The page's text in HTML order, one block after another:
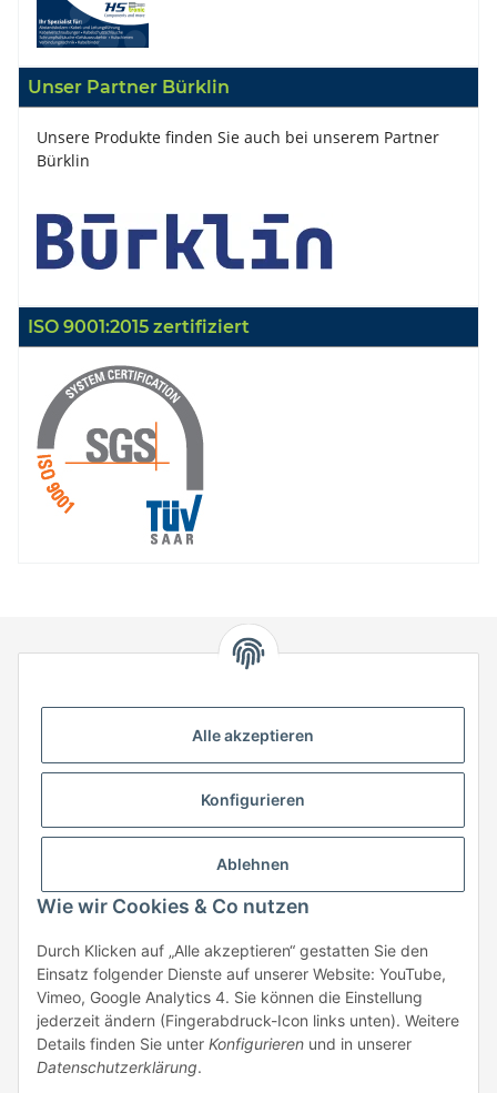
Unser Partner Bürklin
Unsere Produkte finden Sie auch bei unserem Partner
Bürklin
ISO 9001:2015 zertifiziert
74538 Rosengarten-Uttenhofen
Telefon: +49 (0) 7907 943 690
Mail:info@hstronic-gmbh.de
Beratung:+49 (0) 7907 943690
Anfragen oder Muster anfordern:
info@hstronic-gmbh.de
* Alle Preise zzgl. gesetzlicher USt., zzgl.
Alle akzeptieren
Konfigurieren
Ablehnen
Wie wir Cookies & Co nutzen
Durch Klicken auf „Alle akzeptieren“ gestatten Sie den
Einsatz folgender Dienste auf unserer Website: YouTube,
Vimeo, Google Analytics 4. Sie können die Einstellung
jederzeit ändern (Fingerabdruck-Icon links unten). Weitere
Details finden Sie unter Konfigurieren und in unserer
Datenschutzerklärung.